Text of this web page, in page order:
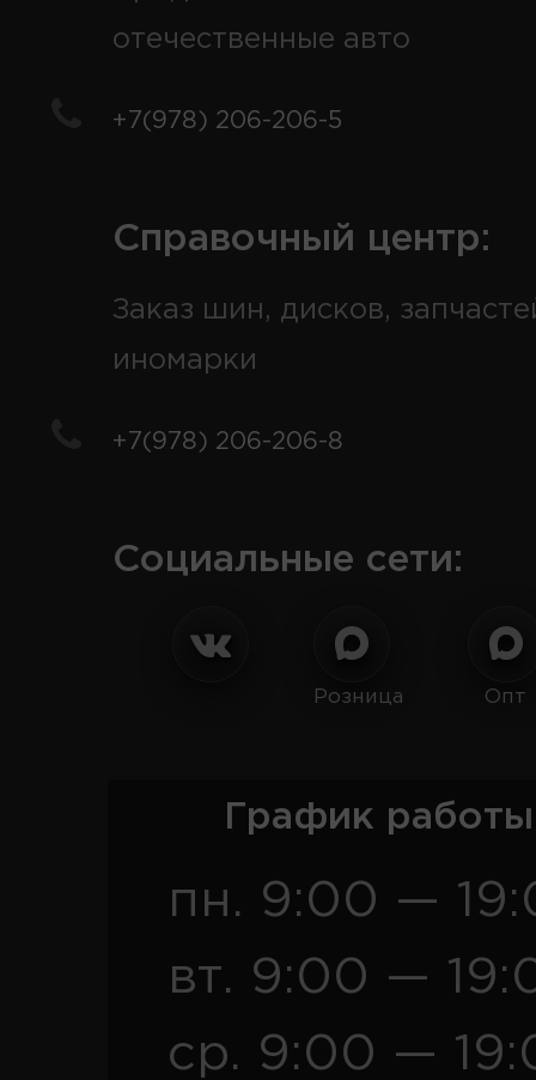
отечественные авто
+7(978) 206-206-5
Справочный центр:
Заказ шин, дисков,
иномарки
+7(978) 206-206-8
Социальные сети:
Розница Опт
График
пн. 9:00 —
вт. 9:00 —
ср. 9:00 —